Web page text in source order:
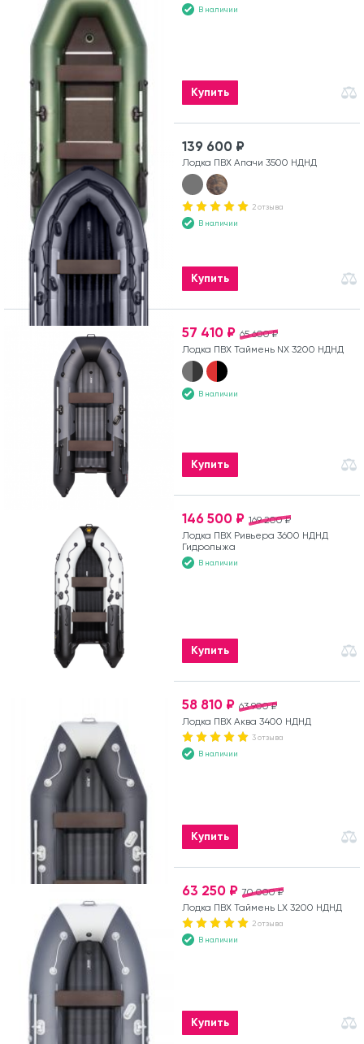
В наличии
Купить
139 600 ₽
Лодка ПВХ Апачи 3500 НДНД
2 отзыва
В наличии
Купить
65 600 ₽
57 410 ₽
Лодка ПВХ Таймень NX 3200 НДНД
В наличии
Купить
169 200 ₽
146 500 ₽
Лодка ПВХ Ривьера 3600 НДНД
Гидролыжа
В наличии
Купить
63 900 ₽
58 810 ₽
Лодка ПВХ Аква 3400 НДНД
3 отзыва
В наличии
Купить
70 000 ₽
63 250 ₽
Лодка ПВХ Таймень LX 3200 НДНД
2 отзыва
В наличии
Купить